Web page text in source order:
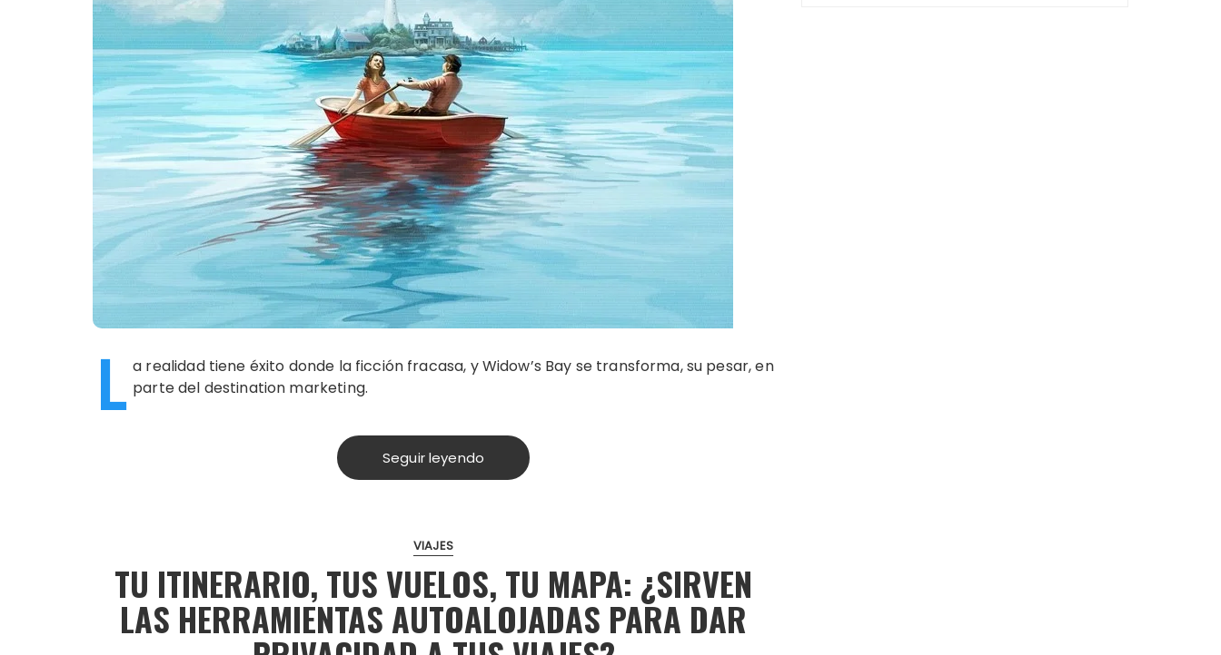
L a realidad tiene éxito donde la ficción fracasa, y Widow’s Bay se transforma, su pesar, en
parte del destination marketing.
Seguir leyendo
VIAJES
TU ITINERARIO, TUS VUELOS, TU MAPA: ¿SIRVEN
LAS HERRAMIENTAS AUTOALOJADAS PARA DAR